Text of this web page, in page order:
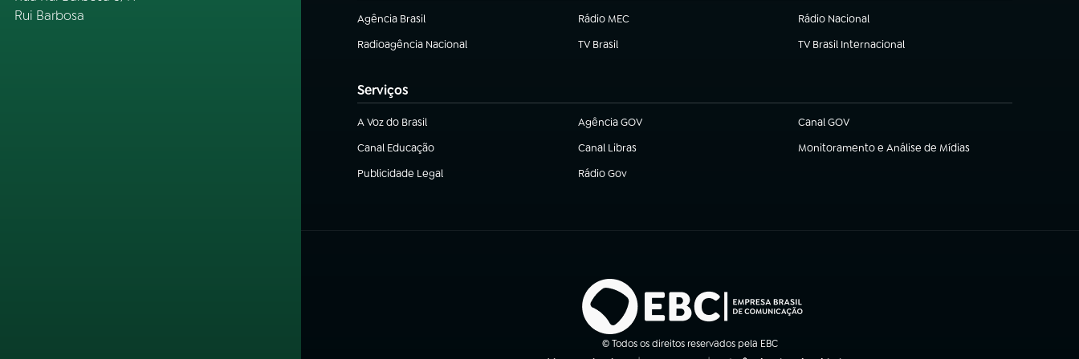
Rui Barbosa
Agência Brasil
(abre em nova aba) Rádio MEC
(abre em nova aba)
Rádio Nacional
Radioagência Nacional
(abre em nova aba) TV Brasil
(abre em nova aba) TV Brasil Internacional
(abre em nova aba)
Serviços
A Voz do Brasil
(abre em nova aba) Agência GOV
(abre em nova aba) Canal GOV
(abre em nova aba)
Canal Educação
(abre em nova aba) Canal Libras
(abre em nova aba) Monitoramento e Análise de Mídias
(abre em nova aba)
Publicidade Legal
(abre em nova aba) Rádio Gov
(abre em nova aba)
© Todos os direitos reservados pela EBC